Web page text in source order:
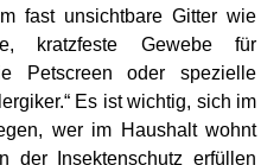
fast unsichtbare Gitter wie
kratzfeste Gewebe für
Petscreen oder spezielle
Es ist wichtig, sich im
wer im Haushalt wohnt
der Insektenschutz erfüllen